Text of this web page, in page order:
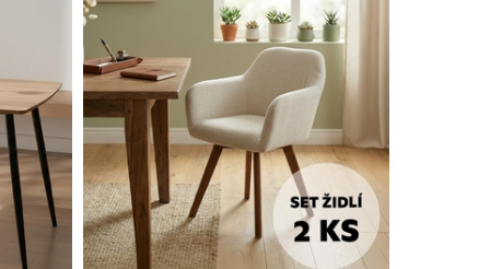
své trvanlivosti a vzhledu. Naše kolekce
příjemný a útulný vzhled. V nabídce najdete
desky, kov apod.).
hostů. Pro menší prostory doporučujeme
hostiny jsou ideální větší obdélníkové stoly.
při stolování s větším množstvím hostů.